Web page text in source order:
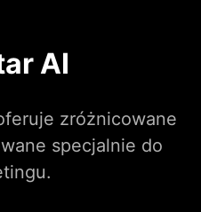
AI
zróżnicowane
specjalnie do